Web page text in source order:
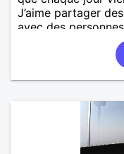
J’aime partager
avec des
rencontres qui
disent plus que les
Si tu cherches
s'émerveiller alors